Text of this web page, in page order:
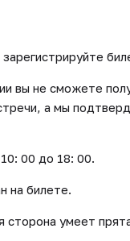
вы не сможете
а мы
00 до 18: 00.
на билете.
сторона умеет